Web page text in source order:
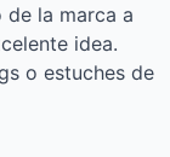
la marca a
idea.
o estuches de